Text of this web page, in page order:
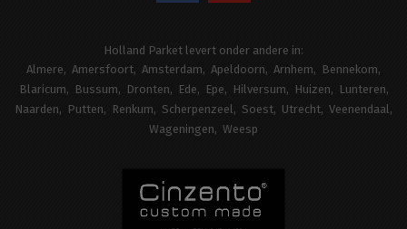
Holland Parket levert onder andere in:
Almere
Amersfoort Amsterdam Apeldoorn Arnhem
Bennekom
Blaricum
Bussum Dronten Ede Epe Hilversum Huizen
Lunteren
Naarden
Putten Renkum Scherpenzeel Soest Utrecht Veenendaal
Wageningen
Weesp